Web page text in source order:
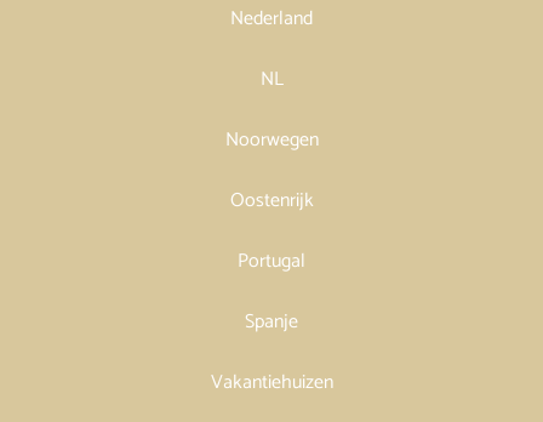
Nederland
NL
Noorwegen
Oostenrijk
Portugal
Spanje
Vakantiehuizen